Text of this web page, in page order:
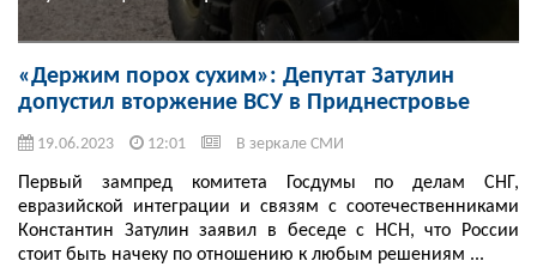
«Держим порох сухим»: Депутат Затулин
допустил вторжение ВСУ в Приднестровье
19.06.2023 12:01 В зеркале СМИ
Первый зампред комитета Госдумы по делам СНГ,
евразийской интеграции и связям с соотечественниками
Константин Затулин заявил в беседе с НСН, что России
стоит быть начеку по отношению к любым решениям ...